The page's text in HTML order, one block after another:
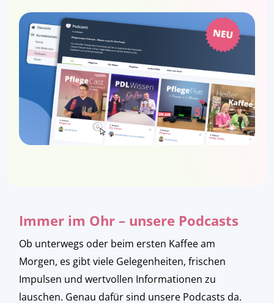
Immer im Ohr – unsere Podcasts
Ob unterwegs oder beim ersten Kaffee am
Morgen, es gibt viele Gelegenheiten, frischen
Impulsen und wertvollen Informationen zu
lauschen. Genau dafür sind unsere Podcasts da.